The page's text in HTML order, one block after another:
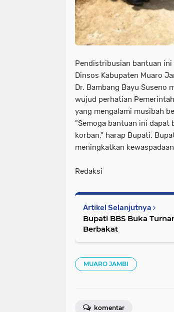
Pendistribusian bantuan
Dinsos Kabupaten Muaro
Dr. Bambang Bayu Suseno
wujud perhatian
yang mengalami musibah
"Semoga bantuan ini dapat
korban," harap Bupati.
meningkatkan
Redaksi
Artikel Selanjutnya
Bupati BBS Buka Turnamen Bupati Cup 2025, Cari
Berbakat
MUARO JAMBI
komentar